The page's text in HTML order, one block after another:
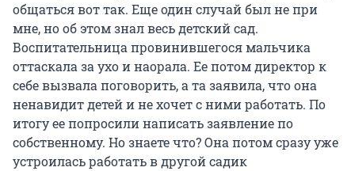
общаться вот так. Еще один случай был не при
мне, но об этом знал весь детский сад.
Воспитательница провинившегося мальчика
оттаскала за ухо и наорала. Ее потом директор к
себе вызвала поговорить, а та заявила, что она
ненавидит детей и не хочет с ними работать. По
итогу ее попросили написать заявление по
собственному. Но знаете что? Она потом сразу уже
устроилась работать в другой садик